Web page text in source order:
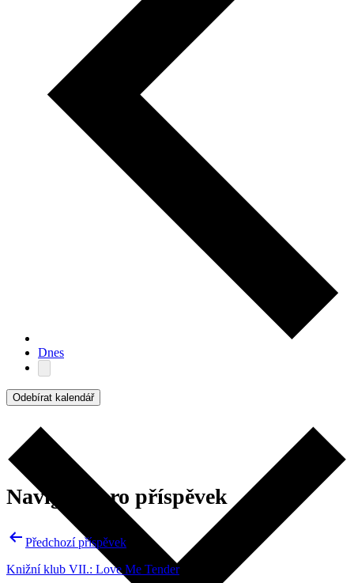
Dnes
Odebírat kalendář
Navigace pro příspěvek
Předchozí příspěvek
Knižní klub VII.: Love Me Tender